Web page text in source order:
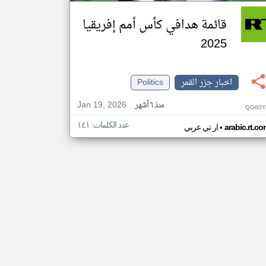
قائمة هدافي كأس أمم إفريقيا
2025
اخبار جزر القمر
Politics
Jan 19, 2026
منذ ٦ أشهر
ار تي عربي• عدد الكلمات: ١٤١